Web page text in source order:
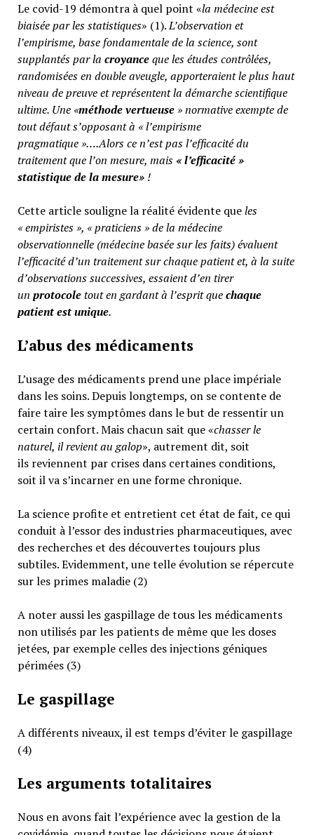
Le covid-19 démontra à quel point «la médecine est
biaisée par les statistiques» (1).L’observation et
l’empirisme, base fondamentale de la science, sont
supplantés par la croyanceque les études contrôlées,
randomisées en double aveugle, apporteraient le plus haut
niveau de preuve et représentent la démarche scientifique
ultime. Une «méthode vertueuse» normative exempte de
tout défaut s’opposant à « l’empirisme
pragmatique »….Alors ce n’est pas l’efficacité du
traitement que l’on mesure, mais «l’efficacité »
statistique de la mesure» !
Cette article souligne la réalité évidente queles
« empiristes », « praticiens » de la médecine
observationnelle (médecine basée sur les faits) évaluent
l’efficacité d’un traitement sur chaque patient et, à la suite
d’observations successives, essaient d’en tirer
un protocoletout en gardant à l’esprit quechaque
patient est unique.
L’abus des médicaments
L’usage des médicaments prend une place impériale
dans les soins. Depuis longtemps, on se contente de
faire taire les symptômes dans le but de ressentir un
certain confort. Mais chacun sait que «chasser le
naturel, il revient au galop», autrement dit, soit
ils reviennent par crises dans certaines conditions,
soit il va s’incarner en une forme chronique.
La science profite et entretient cet état de fait, ce qui
conduit à l’essor des industries pharmaceutiques, avec
des recherches et des découvertes toujours plus
subtiles. Evidemment, une telle évolution se répercute
sur les primes maladie (2)
A noter aussi les gaspillage de tous les médicaments
non utilisés par les patients de même que les doses
jetées, par exemple celles des injections géniques
périmées (3)
Le gaspillage
A différents niveaux, il est temps d’éviter le gaspillage
(4)
Les arguments totalitaires
Nous en avons fait l’expérience avec la gestion de la